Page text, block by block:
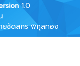
1.0
ชัดสกร พิกุลทอง